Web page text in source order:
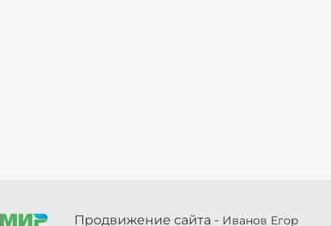
Продвижение сайта - Иванов Егор